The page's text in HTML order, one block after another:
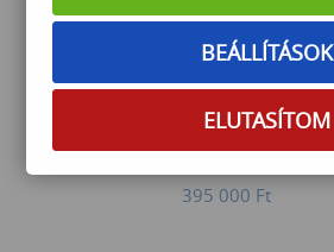
PRINCE2 Foundation 7
tanfolyam és vizsga csomag
395 000 Ft
BEÁLLÍTÁSOK
ELUTASÍTOM